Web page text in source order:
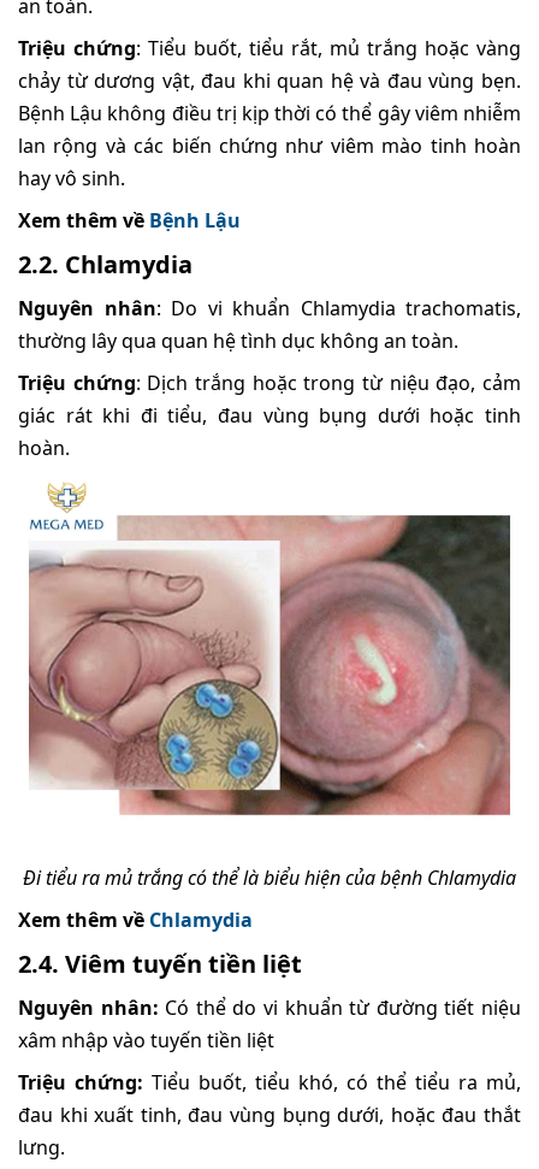
an toàn.
Triệu chứng: Tiểu buốt, tiểu rắt, mủ trắng hoặc vàng
chảy từ dương vật, đau khi quan hệ và đau vùng bẹn.
Bệnh Lậu không điều trị kịp thời có thể gây viêm nhiễm
lan rộng và các biến chứng như viêm mào tinh hoàn
hay vô sinh.
Xem thêm về Bệnh Lậu
2.2. Chlamydia
Nguyên nhân: Do vi khuẩn Chlamydia trachomatis,
thường lây qua quan hệ tình dục không an toàn.
Triệu chứng: Dịch trắng hoặc trong từ niệu đạo, cảm
giác rát khi đi tiểu, đau vùng bụng dưới hoặc tinh
hoàn.
Đi tiểu ra mủ trắng có thể là biểu hiện của bệnh Chlamydia
Xem thêm về Chlamydia
2.4. Viêm tuyến tiền liệt
Nguyên nhân: Có thể do vi khuẩn từ đường tiết niệu
xâm nhập vào tuyến tiền liệt
Triệu chứng: Tiểu buốt, tiểu khó, có thể tiểu ra mủ,
đau khi xuất tinh, đau vùng bụng dưới, hoặc đau thắt
lưng.